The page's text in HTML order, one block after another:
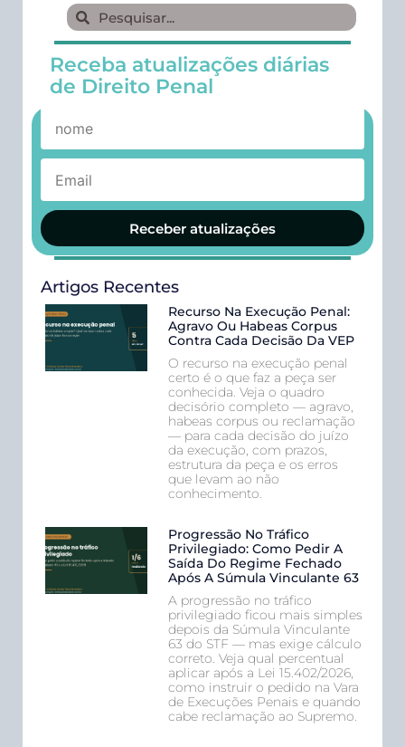
Receba atualizações diárias
de Direito Penal
Receber atualizações
Artigos Recentes
Recurso Na Execução Penal:
Agravo Ou Habeas Corpus
Contra Cada Decisão Da VEP
O recurso na execução penal
certo é o que faz a peça ser
conhecida. Veja o quadro
decisório completo — agravo,
habeas corpus ou reclamação
— para cada decisão do juízo
da execução, com prazos,
estrutura da peça e os erros
que levam ao não
conhecimento.
Progressão No Tráfico
Privilegiado: Como Pedir A
Saída Do Regime Fechado
Após A Súmula Vinculante 63
A progressão no tráfico
privilegiado ficou mais simples
depois da Súmula Vinculante
63 do STF — mas exige cálculo
correto. Veja qual percentual
aplicar após a Lei 15.402/2026,
como instruir o pedido na Vara
de Execuções Penais e quando
cabe reclamação ao Supremo.